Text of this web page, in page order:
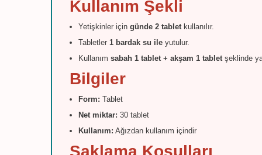
Kullanım Şekli
Yetişkinler için günde 2 tabletkullanılır.
Tabletler 1 bardak su ile yutulur.
Kullanım sabah 1 tablet + akşam 1 tabletşeklinde
Bilgiler
Form: Tablet
Net miktar: 30 tablet
Kullanım: Ağızdan kullanım içindir
Saklama Koşulları